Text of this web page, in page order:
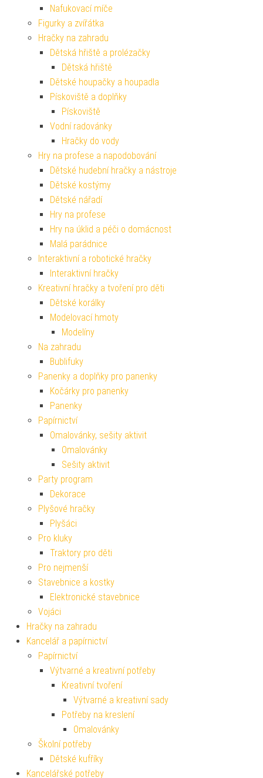
Nafukovací míče
Figurky a zvířátka
Hračky na zahradu
Dětská hřiště a prolézačky
Dětská hřiště
Dětské houpačky a houpadla
Pískoviště a doplňky
Pískoviště
Vodní radovánky
Hračky do vody
Hry na profese a napodobování
Dětské hudební hračky a nástroje
Dětské kostýmy
Dětské nářadí
Hry na profese
Hry na úklid a péči o domácnost
Malá parádnice
Interaktivní a robotické hračky
Interaktivní hračky
Kreativní hračky a tvoření pro děti
Dětské korálky
Modelovací hmoty
Modelíny
Na zahradu
Bublifuky
Panenky a doplňky pro panenky
Kočárky pro panenky
Panenky
Papírnictví
Omalovánky, sešity aktivit
Omalovánky
Sešity aktivit
Party program
Dekorace
Plyšové hračky
Plyšáci
Pro kluky
Traktory pro děti
Pro nejmenší
Stavebnice a kostky
Elektronické stavebnice
Vojáci
Hračky na zahradu
Kancelář a papírnictví
Papírnictví
Výtvarné a kreativní potřeby
Kreativní tvoření
Výtvarné a kreativní sady
Potřeby na kreslení
Omalovánky
Školní potřeby
Dětské kufříky
Kancelářské potřeby